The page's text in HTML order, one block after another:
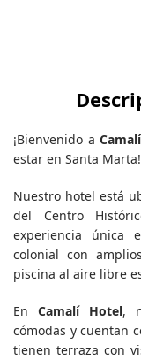
¡Bienvenido a
estar en Santa Marta!
Nuestro hotel está
del Centro
experiencia única
colonial con
piscina al aire libre
En Camalí Hotel,
cómodas y cuentan
tienen terraza con